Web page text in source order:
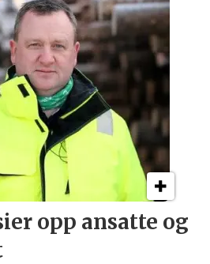
opp ansatte og